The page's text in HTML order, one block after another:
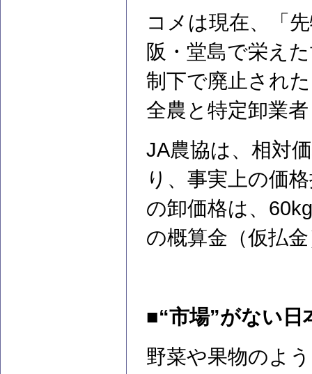
コメは現在、「
阪・堂島で栄え
制下で廃止され
全農と特定卸業
JA農協は、相対
り、事実上の価
の卸価格は、
の概算金（仮払
■“市場”がない日
野菜や果物のよ